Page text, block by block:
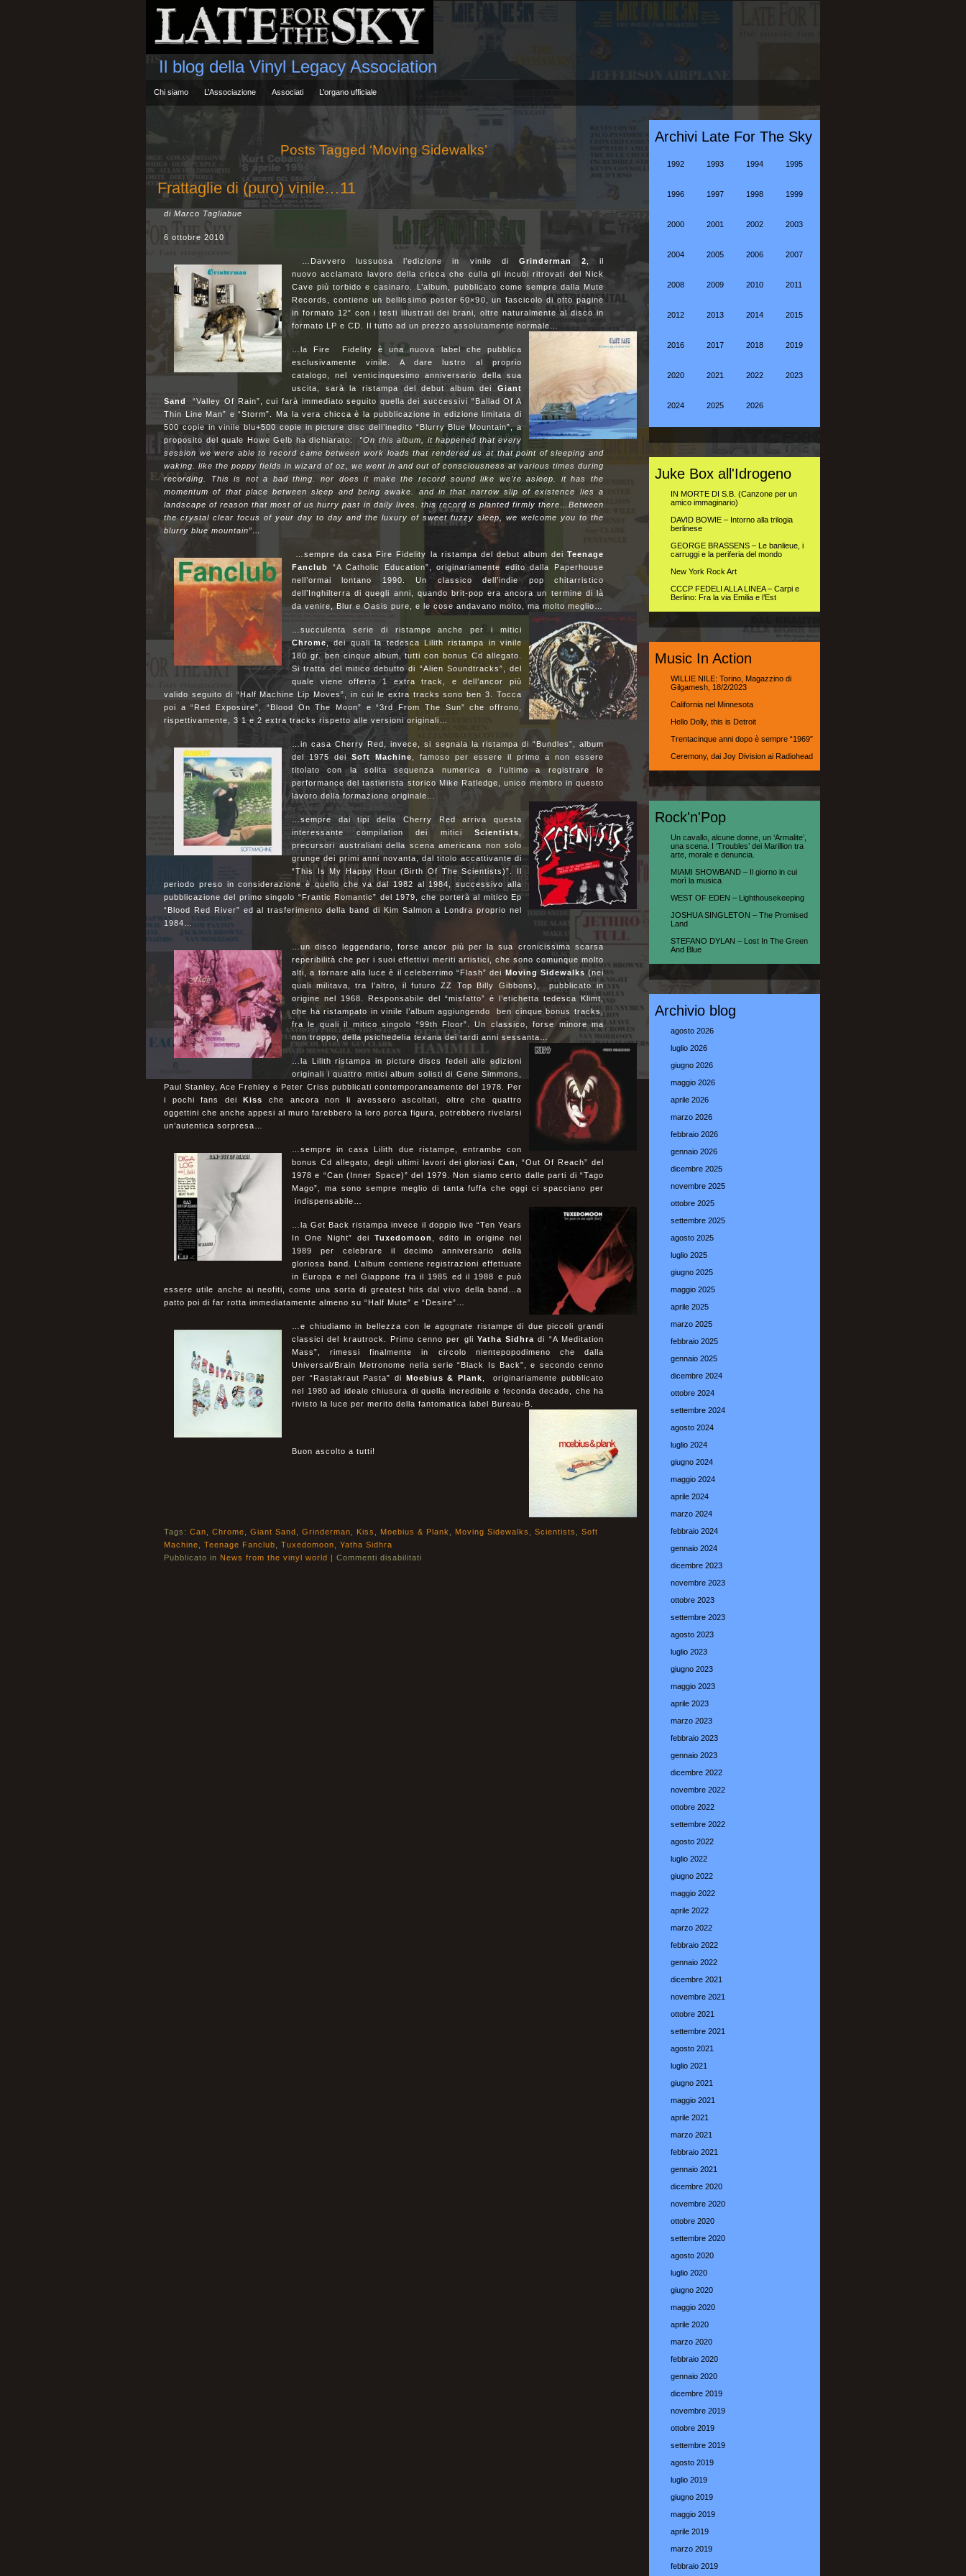
Il blog della Vinyl Legacy Association
Chi siamo L’Associazione Associati L’organo ufficiale
Posts Tagged ‘Moving Sidewalks’
Frattaglie di (puro) vinile…11
di Marco Tagliabue
6 ottobre 2010
…Davvero lussuosa l’edizione in vinile di Grinderman 2 , il
nuovo acclamato lavoro della cricca che culla gli incubi ritrovati del Nick
Cave più torbido e casinaro. L’album, pubblicato come sempre dalla Mute
Records, contiene un bellissimo poster 60×90, un fascicolo di otto pagine
in formato 12″ con i testi illustrati dei brani, oltre naturalmente al disco in
formato LP e CD. Il tutto ad un prezzo assolutamente normale…
…la Fire Fidelity è una nuova label che pubblica
esclusivamente vinile. A dare lustro al proprio
catalogo, nel venticinquesimo anniversario della sua
uscita, sarà la ristampa del debut album dei Giant
Sand
“Valley Of Rain”, cui farà immediato seguito quella dei successivi “Ballad Of A
Thin Line Man” e “Storm”. Ma la vera chicca è la pubblicazione in edizione limitata di
500 copie in vinile blu+500 copie in picture disc dell’inedito “Blurry Blue Mountain”, a
proposito del quale Howe Gelb ha dichiarato: “On this album, it happened that every
session we were able to record came between work loads that rendered us at that point of sleeping and
waking. like the poppy fields in wizard of oz, we went in and out of consciousness at various times during
recording. This is not a bad thing. nor does it make the record sound like we’re asleep. it has the
momentum of that place between sleep and being awake. and in that narrow slip of existence lies a
landscape of reason that most of us hurry past in daily lives. this record is planted firmly there…Between
the crystal clear focus of your day to day and the luxury of sweet fuzzy sleep, we welcome you to the
blurry blue mountain”…
…sempre da casa Fire Fidelity la ristampa del debut album deiTeenage
Fanclub “A Catholic Education”, originariamente edito dalla Paperhouse
nell’ormai lontano 1990. Un classico dell’indie pop chitarristico
dell’Inghilterra di quegli anni, quando brit-pop era ancora un termine di là
da venire, Blur e Oasis pure, e le cose andavano molto, ma molto meglio…
…succulenta serie di ristampe anche per i mitici
Chrome, dei quali la tedesca Lilith ristampa in vinile
180 gr. ben cinque album, tutti con bonus Cd allegato.
Si tratta del mitico debutto di “Alien Soundtracks”, del
quale viene offerta 1 extra track, e dell’ancor più
valido seguito di “Half Machine Lip Moves”, in cui le extra tracks sono ben 3. Tocca
poi a “Red Exposure”, “Blood On The Moon” e “3rd From The Sun” che offrono,
rispettivamente, 3 1 e 2 extra tracks rispetto alle versioni originali…
…in casa Cherry Red, invece, si segnala la ristampa di “Bundles”, album
del 1975 dei Soft Machine , famoso per essere il primo a non essere
titolato con la solita sequenza numerica e l’ultimo a registrare le
performance del tastierista storico Mike Ratledge, unico membro in questo
lavoro della formazione originale…
…sempre dai tipi della Cherry Red arriva questa
interessante compilation dei mitici Scientists
precursori australiani della scena americana non solo
grunge dei primi anni novanta, dal titolo accattivante di
“This Is My Happy Hour (Birth Of The Scientists)”. Il
periodo preso in considerazione è quello che va dal 1982 al 1984, successivo alla
pubblicazione del primo singolo “Frantic Romantic” del 1979, che porterà al mitico Ep
“Blood Red River” ed al trasferimento della band di Kim Salmon a Londra proprio nel
1984…
…un disco leggendario, forse ancor più per la sua cronicissima scarsa
reperibilità che per i suoi effettivi meriti artistici, che sono comunque molto
alti, a tornare alla luce è il celeberrimo “Flash” dei Moving Sidewalks(nei
quali militava, tra l’altro, il futuro ZZ Top Billy Gibbons), pubblicato in
origine nel 1968. Responsabile del “misfatto” è l’etichetta tedesca Klimt,
che ha ristampato in vinile l’album aggiungendo ben cinque bonus tracks,
fra le quali il mitico singolo “99th Floor”. Un classico, forse minore ma
non troppo, della psichedelia texana dei tardi anni sessanta…
…la Lilith ristampa in picture discs fedeli alle edizioni
originali i quattro mitici album solisti di Gene Simmons,
Paul Stanley, Ace Frehley e Peter Criss pubblicati contemporaneamente del 1978. Per
i pochi fans deiKiss
che ancora non li avessero ascoltati, oltre che quattro
oggettini che anche appesi al muro farebbero la loro porca figura, potrebbero rivelarsi
un’autentica sorpresa…
…sempre in casa Lilith due ristampe, entrambe con
bonus Cd allegato, degli ultimi lavori dei gloriosiCan
, “Out Of Reach” del
1978 e “Can (Inner Space)” del 1979. Non siamo certo dalle parti di “Tago
Mago”, ma sono sempre meglio di tanta fuffa che oggi ci spacciano per
indispensabile…
…la Get Back ristampa invece il doppio live “Ten Years
In One Night” dei Tuxedomoon
, edito in origine nel
1989 per celebrare il decimo anniversario della
gloriosa band. L’album contiene registrazioni effettuate
in Europa e nel Giappone fra il 1985 ed il 1988 e può
essere utile anche ai neofiti, come una sorta di greatest hits dal vivo della band…a
patto poi di far rotta immediatamente almeno su “Half Mute” e “Desire”…
…e chiudiamo in bellezza con le agognate ristampe di due piccoli grandi
classici del krautrock. Primo cenno per gli Yatha Sidhra di “A Meditation
Mass”, rimessi finalmente in circolo nientepopodimeno che dalla
Universal/Brain Metronome nella serie “Black Is Back”, e secondo cenno
per “Rastakraut Pasta” di Moebius & Plank , originariamente pubblicato
nel 1980 ad ideale chiusura di quella incredibile e feconda decade, che ha
rivisto la luce per merito della fantomatica label Bureau-B.
Buon ascolto a tutti!
Tags: Can Chrome Giant Sand Grinderman Kiss Moebius & Plank Moving Sidewalks Scientists
Soft
Machine
Teenage Fanclub Tuxedomoon
Yatha Sidhra
Pubblicato in News from the vinyl world | Commenti disabilitati
Archivi Late For The Sky
1992 1993 1994 1995
1996 1997 1998 1999
2000 2001 2002 2003
2004 2005 2006 2007
2008 2009 2010 2011
2012 2013 2014 2015
2016 2017 2018 2019
2020 2021 2022 2023
2024 2025 2026
Juke Box all'Idrogeno
IN MORTE DI S.B. (Canzone per un
amico immaginario)
DAVID BOWIE – Intorno alla trilogia
berlinese
GEORGE BRASSENS – Le banlieue, i
carruggi e la periferia del mondo
New York Rock Art
CCCP FEDELI ALLA LINEA – Carpi e
Berlino: Fra la via Emilia e l’Est
Music In Action
WILLIE NILE: Torino, Magazzino di
Gilgamesh, 18/2/2023
California nel Minnesota
Hello Dolly, this is Detroit
Trentacinque anni dopo è sempre “1969″
Ceremony, dai Joy Division ai Radiohead
Rock'n'Pop
Un cavallo, alcune donne, un ‘Armalite’,
una scena. I ‘Troubles’ dei Marillion tra
arte, morale e denuncia.
MIAMI SHOWBAND – Il giorno in cui
morì la musica
WEST OF EDEN – Lighthousekeeping
JOSHUA SINGLETON – The Promised
Land
STEFANO DYLAN – Lost In The Green
And Blue
Archivio blog
agosto 2026
luglio 2026
giugno 2026
maggio 2026
aprile 2026
marzo 2026
febbraio 2026
gennaio 2026
dicembre 2025
novembre 2025
ottobre 2025
settembre 2025
agosto 2025
luglio 2025
giugno 2025
maggio 2025
aprile 2025
marzo 2025
febbraio 2025
gennaio 2025
dicembre 2024
ottobre 2024
settembre 2024
agosto 2024
luglio 2024
giugno 2024
maggio 2024
aprile 2024
marzo 2024
febbraio 2024
gennaio 2024
dicembre 2023
novembre 2023
ottobre 2023
settembre 2023
agosto 2023
luglio 2023
giugno 2023
maggio 2023
aprile 2023
marzo 2023
febbraio 2023
gennaio 2023
dicembre 2022
novembre 2022
ottobre 2022
settembre 2022
agosto 2022
luglio 2022
giugno 2022
maggio 2022
aprile 2022
marzo 2022
febbraio 2022
gennaio 2022
dicembre 2021
novembre 2021
ottobre 2021
settembre 2021
agosto 2021
luglio 2021
giugno 2021
maggio 2021
aprile 2021
marzo 2021
febbraio 2021
gennaio 2021
dicembre 2020
novembre 2020
ottobre 2020
settembre 2020
agosto 2020
luglio 2020
giugno 2020
maggio 2020
aprile 2020
marzo 2020
febbraio 2020
gennaio 2020
dicembre 2019
novembre 2019
ottobre 2019
settembre 2019
agosto 2019
luglio 2019
giugno 2019
maggio 2019
aprile 2019
marzo 2019
febbraio 2019